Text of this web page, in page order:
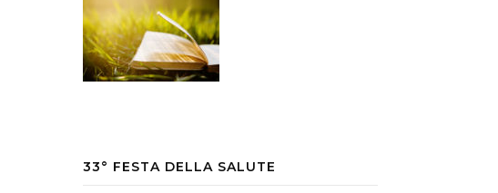
33° FESTA DELLA SALUTE